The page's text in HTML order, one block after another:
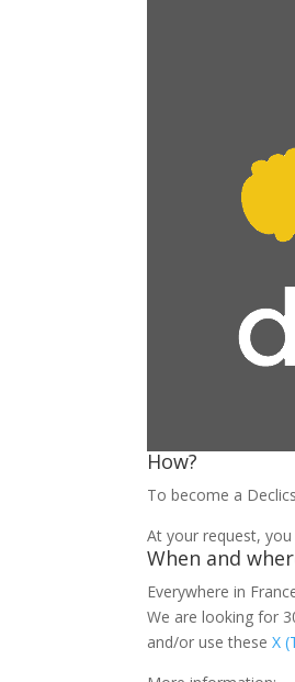
How?
To become a
At your request,
When and
Everywhere in
We are looking for
and/or use theseX